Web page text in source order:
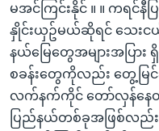
မအင်ကြင်းနိုင် ။ ။ ကရင်
နှိုင်းယှဥ်မယ်ဆိုရင် သေးင
နယ်မြေတွေအများအပြ
စခန်းတွေကိုလည်း တွေ့မြ
လက်နက်ကိုင် တော်လှန်နေတဲ့
ပြည်နယ်တစ်ခုအဖြစ်လည်း